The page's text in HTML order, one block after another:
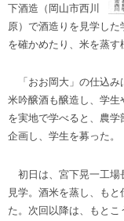
下酒造（岡山市西川
原）で酒造りを見学し
を確かめたり、米を蒸す
「おお岡大」の仕込み
米吟醸酒も醸造し、学
を実地で学べると、農
企画し、学生を募った。
初日は、宮下晃一工場
見学。酒米を蒸し、も
た。次回以降は、もと